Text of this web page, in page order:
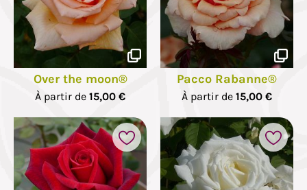
Over the moon®
À partir de 15,00 €
Pacco Rabanne®
À partir de 15,00 €